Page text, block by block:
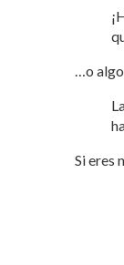
…o
Si eres